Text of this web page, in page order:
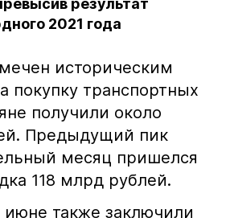
результат
2021 года
историческим
покупку транспортных
получили около
Предыдущий пик
месяц пришелся
118 млрд рублей.
также заключили